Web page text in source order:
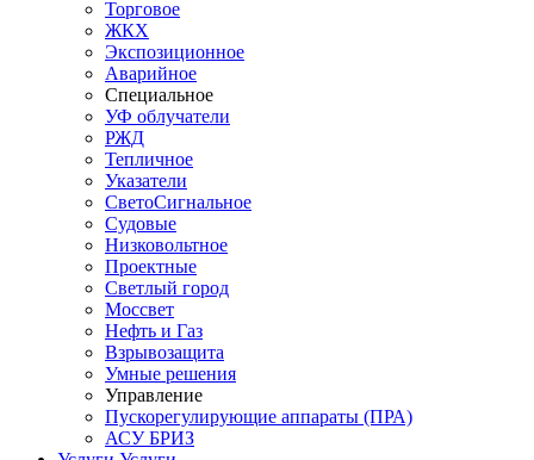
Торговое
ЖКХ
Экспозиционное
Аварийное
Специальное
УФ облучатели
РЖД
Тепличное
Указатели
СветоСигнальное
Судовые
Низковольтное
Проектные
Светлый город
Моссвет
Нефть и Газ
Взрывозащита
Умные решения
Управление
Пускорегулирующие аппараты (ПРА)
АСУ БРИЗ